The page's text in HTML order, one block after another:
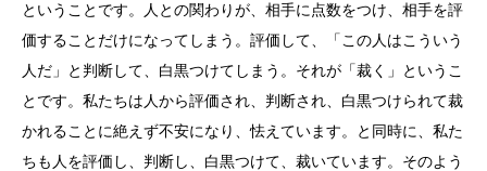
ということです。人との関わりが、相手に点数をつけ、相手を評
価することだけになってしまう。評価して、「この人はこういう
人だ」と判断して、白黒つけてしまう。それが「裁く」というこ
とです。私たちは人から評価され、判断され、白黒つけられて裁
かれることに絶えず不安になり、怯えています。と同時に、私た
ちも人を評価し、判断し、白黒つけて、裁いています。そのよう